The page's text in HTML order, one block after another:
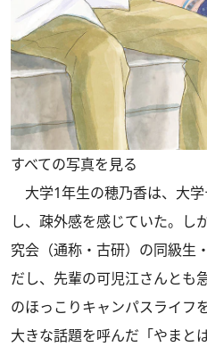
すべての写真を見る
大学1年生の穂乃香は、大
し、疎外感を感じていた。し
究会（通称・古研）の同級生
だし、先輩の可児江さんと
のほっこりキャンパスライフ
大きな話題を呼んだ「やまと